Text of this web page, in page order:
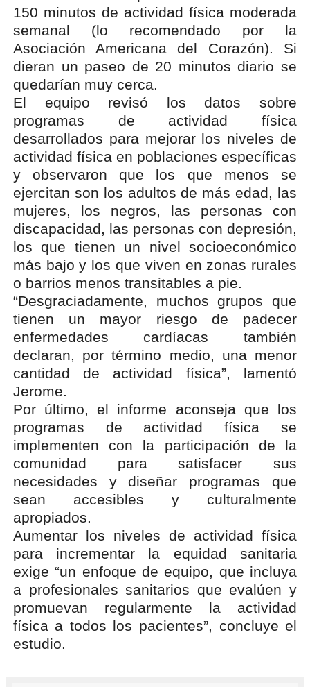
150 minutos de actividad física moderada
semanal (lo recomendado por la
Asociación Americana del Corazón). Si
dieran un paseo de 20 minutos diario se
quedarían muy cerca.
El equipo revisó los datos sobre
programas de actividad física
desarrollados para mejorar los niveles de
actividad física en poblaciones específicas
y observaron que los que menos se
ejercitan son los adultos de más edad, las
mujeres, los negros, las personas con
discapacidad, las personas con depresión,
los que tienen un nivel socioeconómico
más bajo y los que viven en zonas rurales
o barrios menos transitables a pie.
“Desgraciadamente, muchos grupos que
tienen un mayor riesgo de padecer
enfermedades cardíacas también
declaran, por término medio, una menor
cantidad de actividad física”, lamentó
Jerome.
Por último, el informe aconseja que los
programas de actividad física se
implementen con la participación de la
comunidad para satisfacer sus
necesidades y diseñar programas que
sean accesibles y culturalmente
apropiados.
Aumentar los niveles de actividad física
para incrementar la equidad sanitaria
exige “un enfoque de equipo, que incluya
a profesionales sanitarios que evalúen y
promuevan regularmente la actividad
física a todos los pacientes”, concluye el
estudio.